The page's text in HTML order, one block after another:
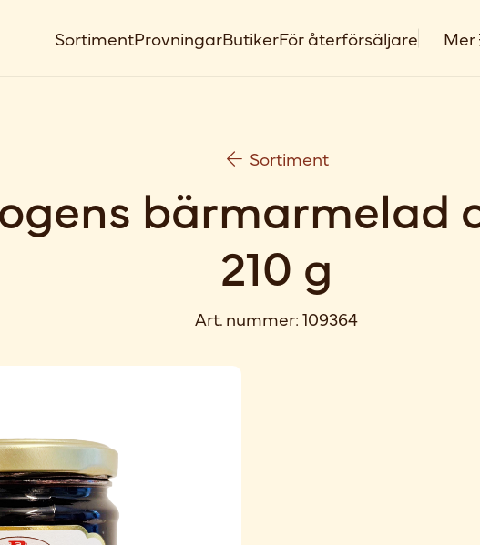
SortimentProvningarButikerFör återförsäljare Mer
Sortiment
bärmarmelad
210 g
Art. nummer:109364